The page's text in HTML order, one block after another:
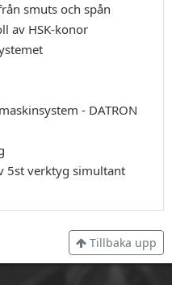
smuts och spån
av HSK-konor
- DATRON
5st verktyg simultant
Tillbaka upp